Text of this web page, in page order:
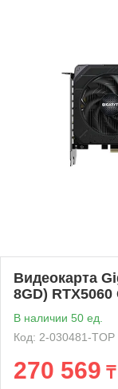
Видеокарта
8GD) RTX5060
В наличии 50 ед.
Код: 2-030481-TOP
270 569 ₸